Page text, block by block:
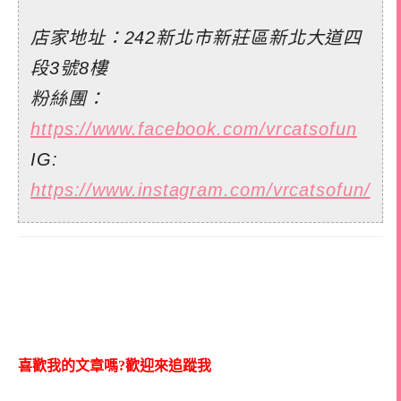
店家地址：242新北市新莊區新北大道四
段3號8樓
粉絲團：
https://www.facebook.com/vrcatsofun
IG:
https://www.instagram.com/vrcatsofun/
喜歡我的文章嗎?歡迎來追蹤我